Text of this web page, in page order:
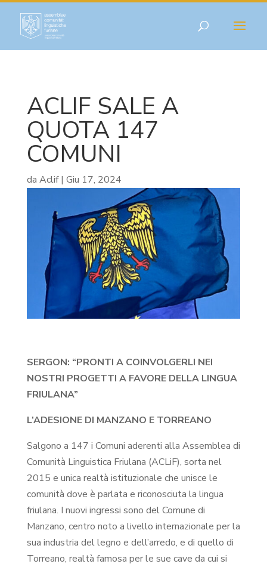
ACLIF SALE A
QUOTA 147
COMUNI
da Aclif| Giu 17, 2024
SERGON: “PRONTI A COINVOLGERLI NEI
NOSTRI PROGETTI A FAVORE DELLA LINGUA
FRIULANA”
L’ADESIONE DI MANZANO E TORREANO
Salgono a 147 i Comuni aderenti alla Assemblea di
Comunità Linguistica Friulana (ACLiF), sorta nel
2015 e unica realtà istituzionale che unisce le
comunità dove è parlata e riconosciuta la lingua
friulana. I nuovi ingressi sono del Comune di
Manzano, centro noto a livello internazionale per la
sua industria del legno e dell’arredo, e di quello di
Torreano, realtà famosa per le sue cave da cui si